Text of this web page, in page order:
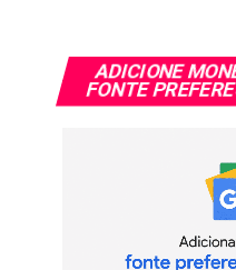
ADICIONE
FONTE